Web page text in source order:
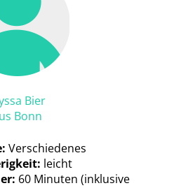
Bier
Bonn
Verschiedenes
leicht
60 Minuten (inklusive